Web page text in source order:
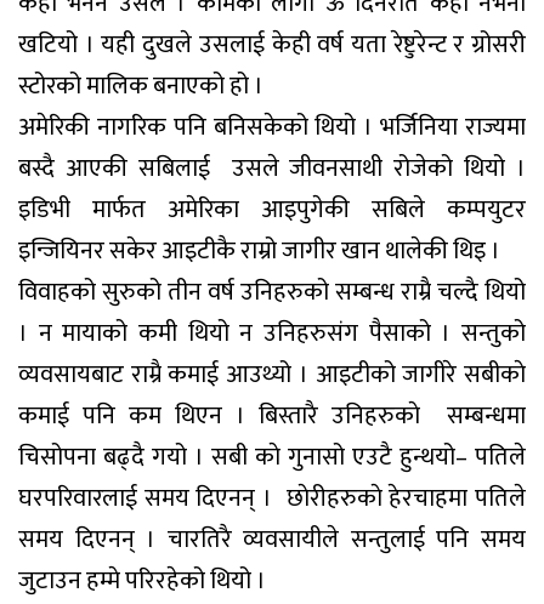
खटियो । यही दुखले उसलाई केही वर्ष यता रेष्टुरेन्ट र ग्रोसरी
स्टोरको मालिक बनाएको हो ।
अमेरिकी नागरिक पनि बनिसकेको थियो । भर्जिनिया राज्यमा
बस्दै आएकी सबिलाई उसले जीवनसाथी रोजेको थियो ।
इडिभी मार्फत अमेरिका आइपुगेकी सबिले कम्पयुटर
इन्जियिनर सकेर आइटीकै राम्रो जागीर खान थालेकी थिइ ।
विवाहको सुरुको तीन वर्ष उनिहरुको सम्बन्ध राम्रै चल्दै थियो
। न मायाको कमी थियो न उनिहरुसंग पैसाको । सन्तुको
व्यवसायबाट राम्रै कमाई आउथ्यो । आइटीको जागीरे सबीकाे
कमाई पनि कम थिएन । बिस्तारै उनिहरुकाे सम्बन्धमा
चिसोपना बढ्दै गयो । सबी काे गुनासो एउटै हुन्थयो– पतिले
घरपरिवारलाई समय दिएनन् । छाेरीहरुकाे हेरचाहमा पतिले
समय दिएनन् । चारतिरै व्यवसायीले सन्तुलाई पनि समय
जुटाउन हम्मे परिरहेको थियो ।